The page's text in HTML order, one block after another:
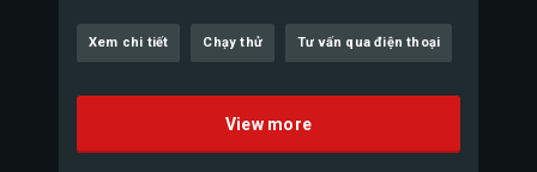
Xem chi tiết Chạy thử Tư vấn qua điện thoại
View more